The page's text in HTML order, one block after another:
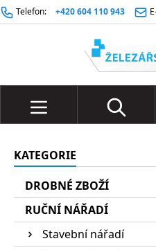
Telefon: +420 604 110 943
KATEGORIE
DROBNÉ ZBOŽÍ
RUČNÍ NÁŘADÍ
Stavební nářadí